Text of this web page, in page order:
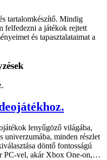
tartalomkészítő. Mindig
felfedezni a játékok rejtett
és tapasztalataimat a
lenyűgöző világába,
univerzumába, minden részlet
döntő fontosságú
PC-vel, akár Xbox One-on,…